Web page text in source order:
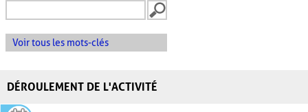
Voir tous les mots-clés
DÉROULEMENT DE L'ACTIVITÉ